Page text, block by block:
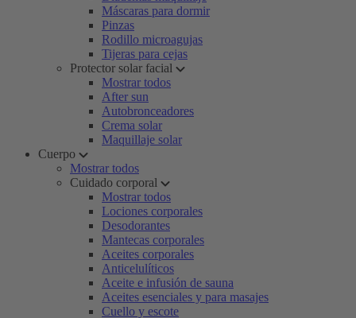
Máscaras para dormir
Pinzas
Rodillo microagujas
Tijeras para cejas
Protector solar facial
Mostrar todos
After sun
Autobronceadores
Crema solar
Maquillaje solar
Cuerpo
Mostrar todos
Cuidado corporal
Mostrar todos
Lociones corporales
Desodorantes
Mantecas corporales
Aceites corporales
Anticelulíticos
Aceite e infusión de sauna
Aceites esenciales y para masajes
Cuello y escote